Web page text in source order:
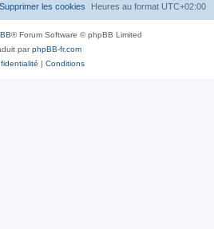
Heures au format UTC+02:00
Supprimer les cookies
® Forum Software © phpBB Limited
parphpBB-fr.com
| Conditions